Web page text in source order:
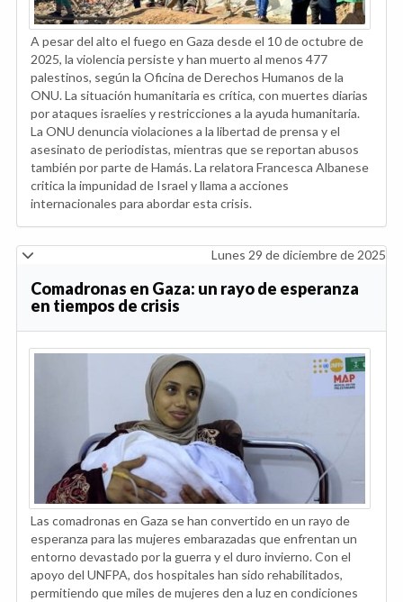
A pesar del alto el fuego en Gaza desde el 10 de octubre de
2025, la violencia persiste y han muerto al menos 477
palestinos, según la Oficina de Derechos Humanos de la
ONU. La situación humanitaria es crítica, con muertes diarias
por ataques israelíes y restricciones a la ayuda humanitaria.
La ONU denuncia violaciones a la libertad de prensa y el
asesinato de periodistas, mientras que se reportan abusos
también por parte de Hamás. La relatora Francesca Albanese
critica la impunidad de Israel y llama a acciones
internacionales para abordar esta crisis.
Lunes 29 de diciembre de 2025
Comadronas en Gaza: un rayo de esperanza
en tiempos de crisis
Las comadronas en Gaza se han convertido en un rayo de
esperanza para las mujeres embarazadas que enfrentan un
entorno devastado por la guerra y el duro invierno. Con el
apoyo del UNFPA, dos hospitales han sido rehabilitados,
permitiendo que miles de mujeres den a luz en condiciones